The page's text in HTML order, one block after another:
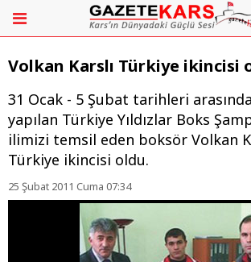
Volkan Karslı Türkiye ikincisi
31 Ocak - 5 Şubat tarihleri
yapılan Türkiye Yıldızlar Boks
ilimizi temsil eden boksör Volkan
Türkiye ikincisi oldu.
25 Şubat 2011 Cuma 07:34